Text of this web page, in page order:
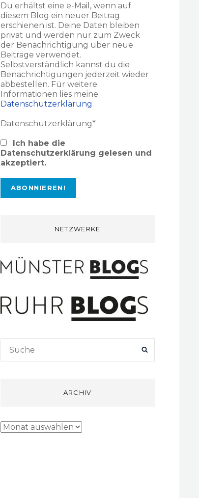
Du erhältst eine e-Mail, wenn auf
diesem Blog ein neuer Beitrag
erschienen ist. Deine Daten bleiben
privat und werden nur zum Zweck
der Benachrichtigung über neue
Beiträge verwendet.
Selbstverständlich kannst du die
Benachrichtigungen jederzeit wieder
abbestellen. Für weitere
Informationen lies meine
Datenschutzerklärung.
Datenschutzerklärung*
Ich habe die
Datenschutzerklärung gelesen und
akzeptiert.
NETZWERKE
Search
ARCHIV
Archiv